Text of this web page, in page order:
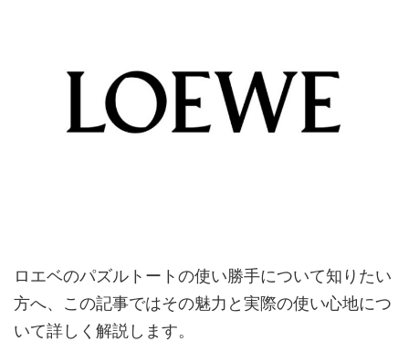
ロエベのパズルトートの使い勝手について知りたい
方へ、この記事ではその魅力と実際の使い心地につ
いて詳しく解説します。